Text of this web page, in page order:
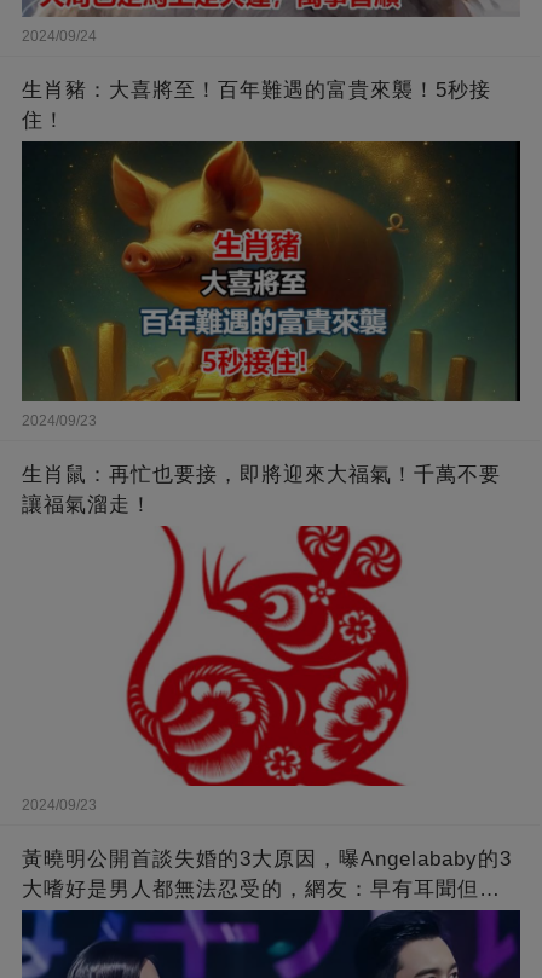
2024/09/24
生肖豬：大喜將至！百年難遇的富貴來襲！5秒接
住！
2024/09/23
生肖鼠：再忙也要接，即將迎來大福氣！千萬不要
讓福氣溜走！
2024/09/23
黃曉明公開首談失婚的3大原因，曝Angelababy的3
大嗜好是男人都無法忍受的，網友：早有耳聞但想
不到那麼嚴重！